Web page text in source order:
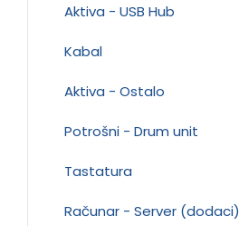
Aktiva - USB Hub
Kabal
Aktiva - Ostalo
Potrošni - Drum unit
Tastatura
Računar - Server (dodaci)